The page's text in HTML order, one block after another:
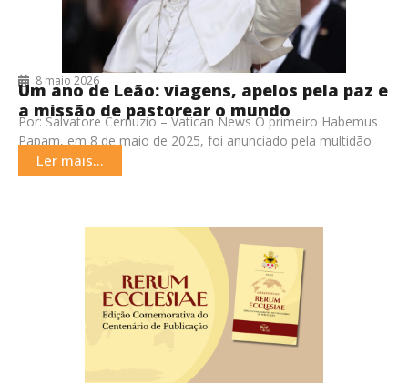
8 maio 2026
Um ano de Leão: viagens, apelos pela paz e
a missão de pastorear o mundo
Por: Salvatore Cernuzio – Vatican News O primeiro Habemus
Papam, em 8 de maio de 2025, foi anunciado pela multidão
reunida na Praça São
Ler mais...